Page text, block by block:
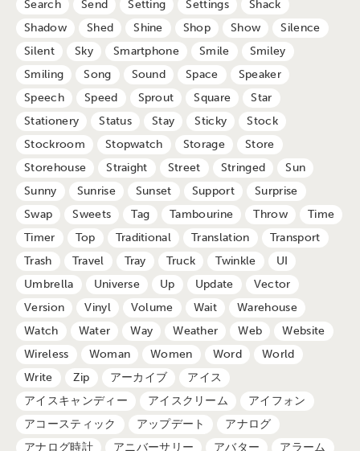
Search
Send Setting Settings
Shack
Shadow
Shed Shine Shop Show
Silence
Silent
Sky Smartphone Smile
Smiley
Smiling
Song Sound Space
Speaker
Speech
Speed Sprout Square
Star
Stationery
Status Stay Sticky
Stock
Stockroom
Stopwatch Storage
Store
Storehouse
Straight Street Stringed
Sun
Sunny
Sunrise Sunset Support
Surprise
Swap
Sweets Tag Tambourine Throw
Time
Timer
Top Traditional Translation
Transport
Trash
Travel Tray Truck Twinkle
UI
Umbrella
Universe Up Update
Vector
Version
Vinyl Volume Wait
Warehouse
Watch
Water Way Weather Web
Website
Wireless
Woman Women Word
World
Write
Zip アーカイブ
アイス
アイスキャンディー
アイスクリーム
アイフォン
アコースティック
アップデート
アナログ
アナログ時計
アニバーサリー アバター アラーム